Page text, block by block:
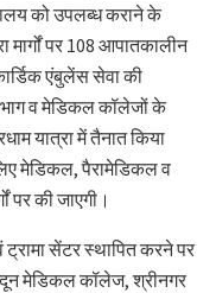
को उपलब्ध कराने के
मार्गों पर 108 आपातकालीन
एंबुलेंस सेवा की
व मेडिकल कॉलेजों के
यात्रा में तैनात किया
मेडिकल, पैरामेडिकल व
पर की जाएगी।
सेंटर स्थापित करने पर
मेडिकल कॉलेज, श्रीनगर